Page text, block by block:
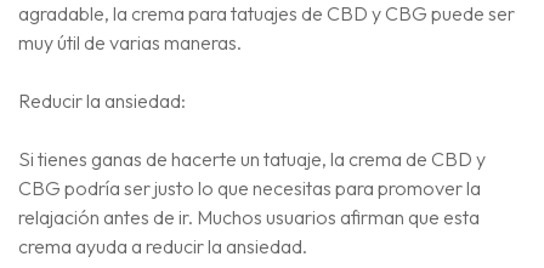
agradable, la crema para tatuajes de CBD y CBG puede ser
muy útil de varias maneras.
Reducir la ansiedad:
Si tienes ganas de hacerte un tatuaje, la crema de CBD y
CBG podría ser justo lo que necesitas para promover la
relajación antes de ir. Muchos usuarios afirman que esta
crema ayuda a reducir la ansiedad.